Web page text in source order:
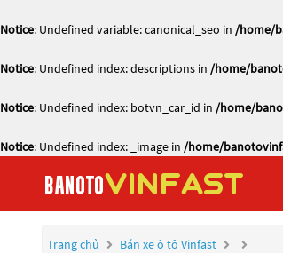
Notice: Undefined variable: canonical_seo in /home/
Notice: Undefined index: descriptions in /home/
Notice: Undefined index: botvn_car_id in /home/
Notice: Undefined index: _image in /home/
Trang chủ Bán xe ô tô Vinfast